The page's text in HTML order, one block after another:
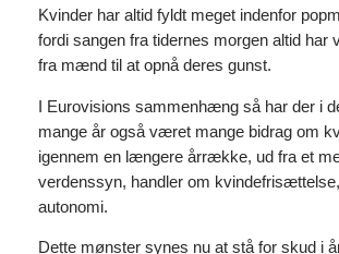
Kvinder har altid fyldt meget indenfor
fordi sangen fra tidernes morgen altid har
fra mænd til at opnå deres gunst.
I Eurovisions sammenhæng så har der i
mange år også været mange bidrag om
igennem en længere årrække, ud fra et
verdenssyn, handler om
autonomi.
Dette mønster synes nu at stå for skud i